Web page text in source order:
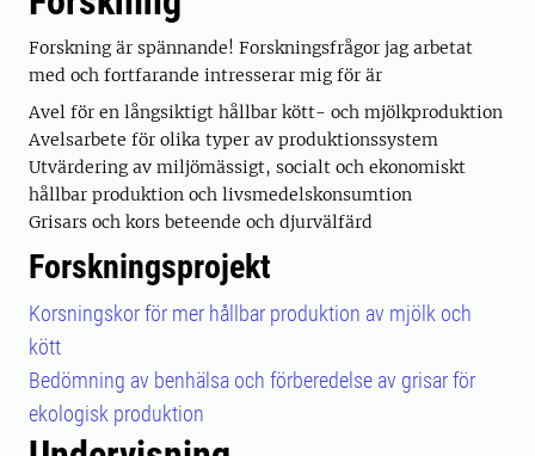
Forskning är spännande! Forskningsfrågor jag arbetat
med och fortfarande intresserar mig för är
Avel för en långsiktigt hållbar kött- och mjölkproduktion
Avelsarbete för olika typer av produktionssystem
Utvärdering av miljömässigt, socialt och ekonomiskt
hållbar produktion och livsmedelskonsumtion
Grisars och kors beteende och djurvälfärd
Forskningsprojekt
Korsningskor för mer hållbar produktion av mjölk och
kött
Bedömning av benhälsa och förberedelse av grisar för
ekologisk produktion